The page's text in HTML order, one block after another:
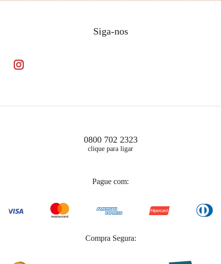
Siga-nos
0800 702 2323
clique para ligar
Pague com:
Compra Segura: